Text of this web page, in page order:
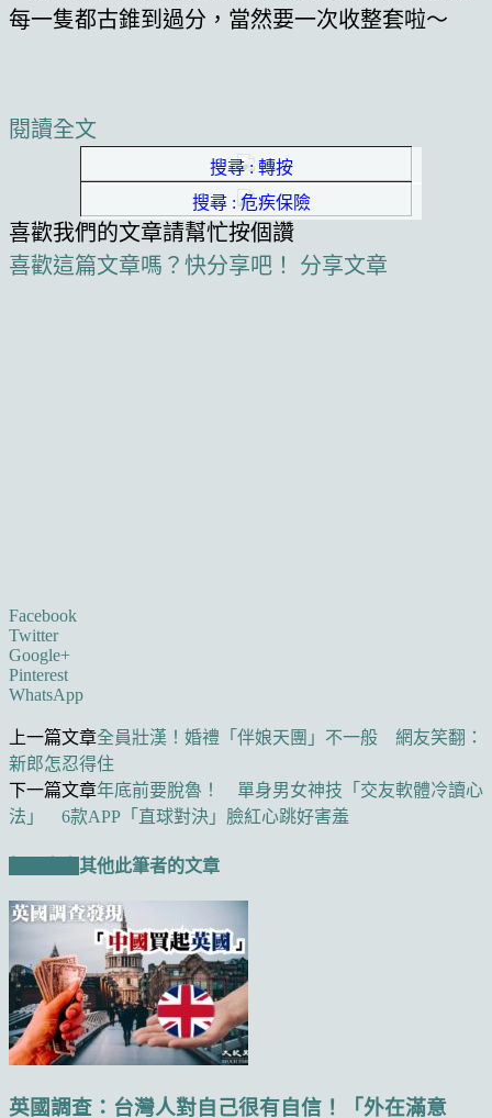
每一隻都古錐到過分，當然要一次收整套啦～
閱讀全文
搜尋 : 轉按
搜尋 : 危疾保險
喜歡我們的文章請幫忙按個讚
喜歡這篇文章嗎？快分享吧！
分享文章
Facebook
Twitter
Google+
Pinterest
WhatsApp
上一篇文章全員壯漢！婚禮「伴娘天團」不一般 網友笑翻：
新郎怎忍得住
下一篇文章年底前要脫魯！ 單身男女神技「交友軟體冷讀心
法」 6款APP「直球對決」臉紅心跳好害羞
其他此筆者的文章
英國調查：台灣人對自己很有自信！「外在滿意